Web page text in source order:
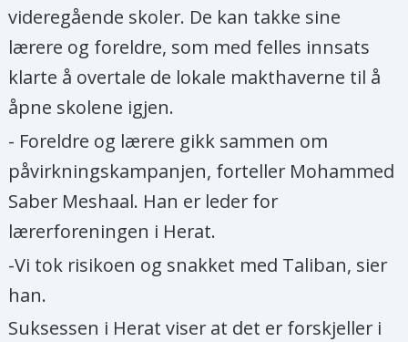
videregående skoler. De kan takke sine
lærere og foreldre, som med felles innsats
klarte å overtale de lokale makthaverne til å
åpne skolene igjen.
- Foreldre og lærere gikk sammen om
påvirkningskampanjen, forteller Mohammed
Saber Meshaal. Han er leder for
lærerforeningen i Herat.
-Vi tok risikoen og snakket med Taliban, sier
han.
Suksessen i Herat viser at det er forskjeller i